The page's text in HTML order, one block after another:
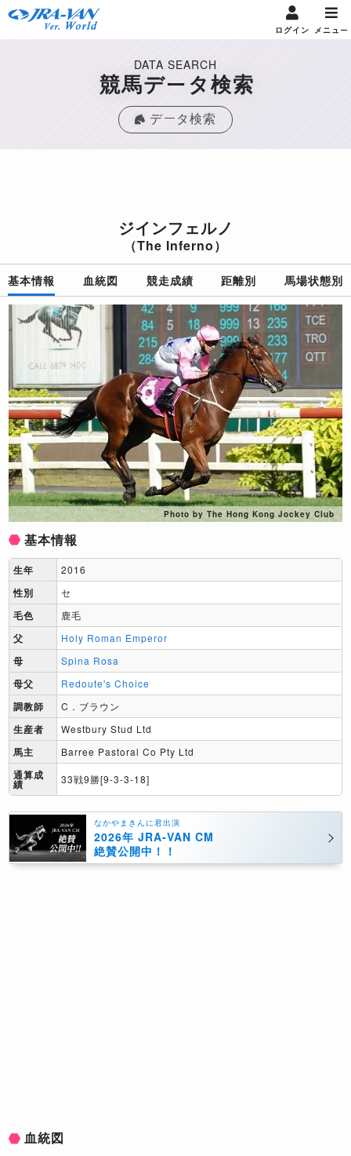
ログイン メニュー
DATA SEARCH
競馬データ検索
データ検索
ジインフェルノ
（The Inferno）
基本情報 血統図 競走成績 距離別 馬場状態別
Photo by The Hong Kong Jockey Club
基本情報
生年 2016
性別 セ
毛色 鹿毛
父 Holy Roman Emperor
母 Spina Rosa
母父 Redoute's Choice
調教師 C．ブラウン
生産者 Westbury Stud Ltd
馬主 Barree Pastoral Co Pty Ltd
通算成
績 33戦9勝[9-3-3-18]
なかやまきんに君出演
2026年 JRA-VAN CM
絶賛公開中！！
血統図